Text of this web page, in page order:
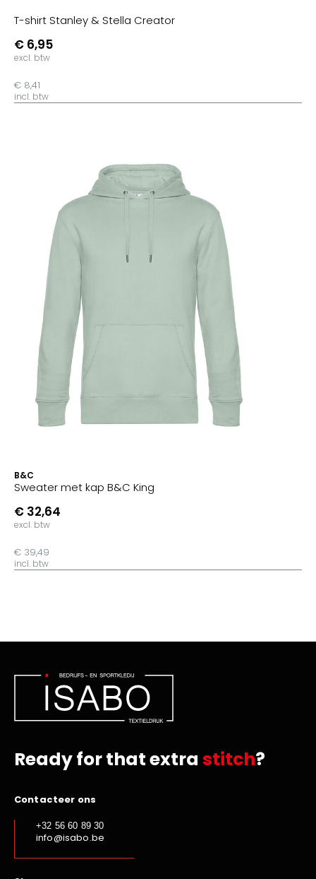
T-shirt Stanley & Stella Creator
€ 6,95
excl. btw
€ 8,41
incl. btw
B&C
Sweater met kap B&C King
€ 32,64
excl. btw
€ 39,49
incl. btw
Ready for that extra stitch?
Contacteer ons
+32 56 60 89 30
info@isabo.be